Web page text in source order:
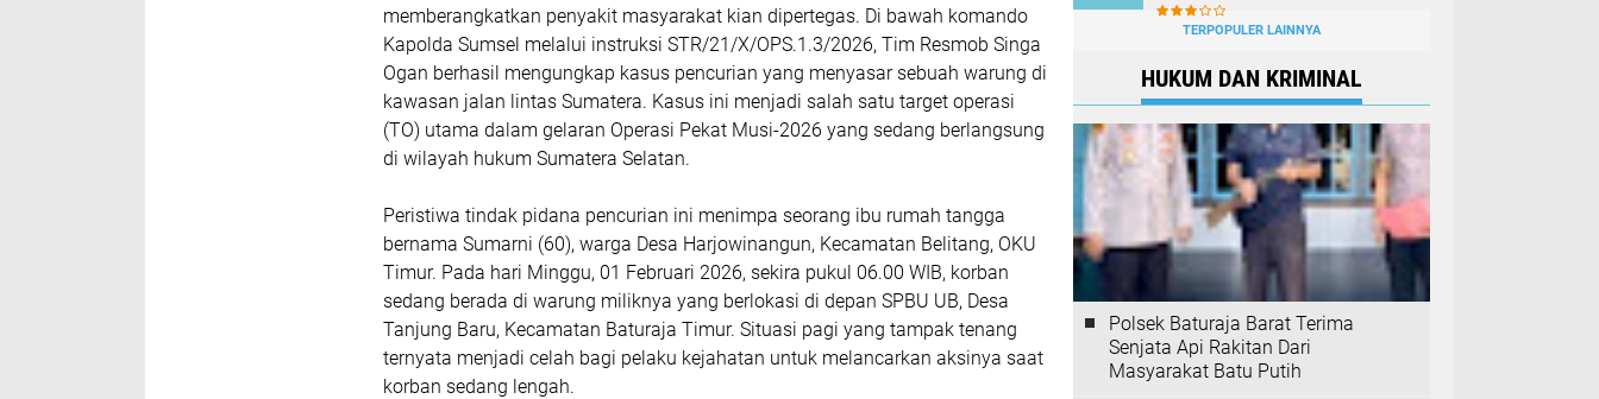
memberangkatkan penyakit masyarakat kian dipertegas. Di bawah komando
Kapolda Sumsel melalui instruksi STR/21/X/OPS.1.3/2026, Tim Resmob Singa
Ogan berhasil mengungkap kasus pencurian yang menyasar sebuah warung di
kawasan jalan lintas Sumatera. Kasus ini menjadi salah satu target operasi
(TO) utama dalam gelaran Operasi Pekat Musi-2026 yang sedang berlangsung
di wilayah hukum Sumatera Selatan.
Peristiwa tindak pidana pencurian ini menimpa seorang ibu rumah tangga
bernama Sumarni (60), warga Desa Harjowinangun, Kecamatan Belitang, OKU
Timur. Pada hari Minggu, 01 Februari 2026, sekira pukul 06.00 WIB, korban
sedang berada di warung miliknya yang berlokasi di depan SPBU UB, Desa
Tanjung Baru, Kecamatan Baturaja Timur. Situasi pagi yang tampak tenang
ternyata menjadi celah bagi pelaku kejahatan untuk melancarkan aksinya saat
korban sedang lengah.
TERPOPULER LAINNYA
HUKUM DAN KRIMINAL
Polsek Baturaja Barat Terima
Senjata Api Rakitan Dari
Masyarakat Batu Putih